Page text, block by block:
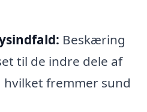
Beskæring
til de indre dele af
fremmer sund